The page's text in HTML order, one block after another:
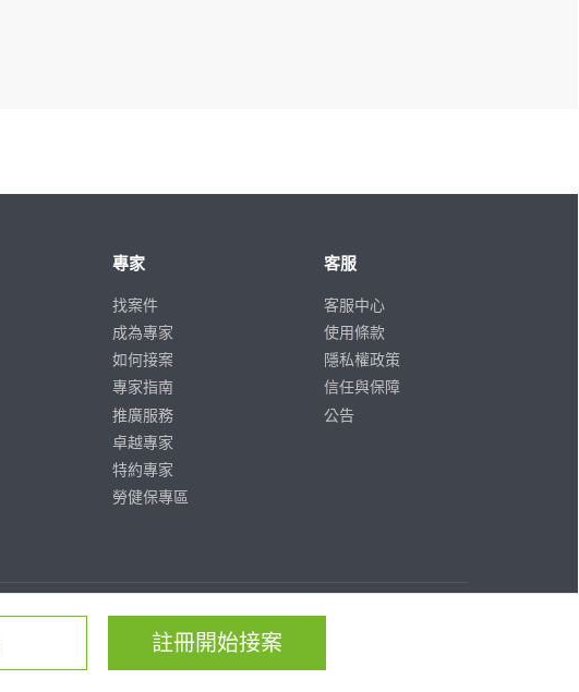
註冊開始接案
專家
找案件
成為專家
如何接案
專家指南
推廣服務
卓越專家
特約專家
勞健保專區
客服
客服中心
使用條款
隱私權政策
信任與保障
公告